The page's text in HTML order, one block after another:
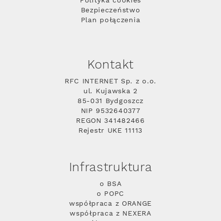
Bezpieczeństwo
Plan połączenia
Kontakt
RFC INTERNET Sp. z o.o.
ul. Kujawska 2
85-031 Bydgoszcz
NIP 9532640377
REGON 341482466
Rejestr UKE 11113
Infrastruktura
o BSA
o POPC
współpraca z ORANGE
współpraca z NEXERA